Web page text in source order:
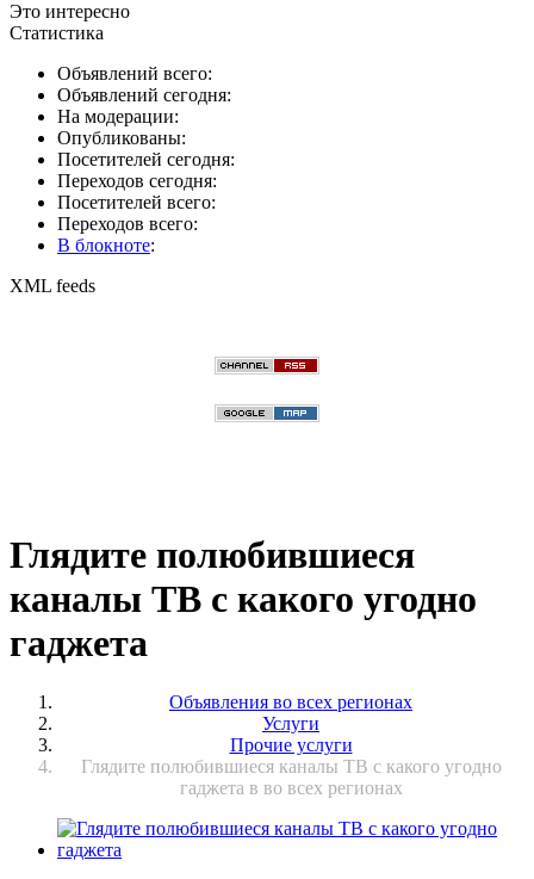
Это интересно
Статистика
Объявлений всего:
Объявлений сегодня:
На модерации:
Опубликованы:
Посетителей сегодня:
Переходов сегодня:
Посетителей всего:
Переходов всего:
В блокноте:
XML feeds
Глядите полюбившиеся
каналы ТВ с какого угодно
гаджета
Объявления во всех регионах
Услуги
Прочие услуги
Глядите полюбившиеся каналы ТВ с какого угодно
гаджета в во всех регионах